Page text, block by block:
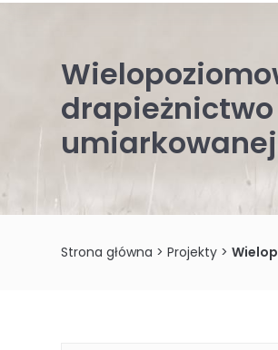
umiarkowanej
Strona główna >Projekty >